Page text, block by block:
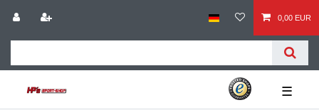
0,00 EUR
☰